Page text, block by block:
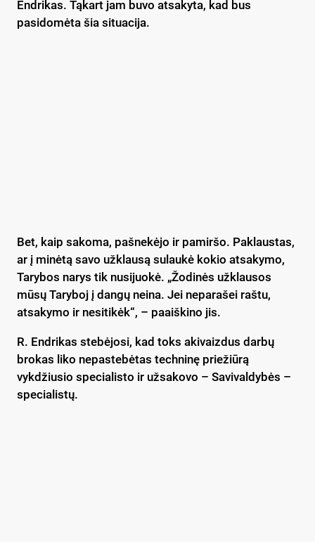
Endrikas. Tąkart jam buvo atsakyta, kad bus
pasidomėta šia situacija.
Bet, kaip sakoma, pašnekėjo ir pamiršo. Paklaustas,
ar į minėtą savo užklausą sulaukė kokio atsakymo,
Tarybos narys tik nusijuokė. „Žodinės užklausos
mūsų Taryboj į dangų neina. Jei neparašei raštu,
atsakymo ir nesitikėk“, – paaiškino jis.
R. Endrikas stebėjosi, kad toks akivaizdus darbų
brokas liko nepastebėtas techninę priežiūrą
vykdžiusio specialisto ir užsakovo – Savivaldybės –
specialistų.